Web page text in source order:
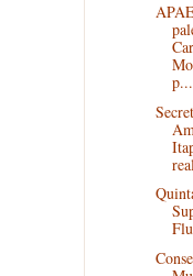
p...